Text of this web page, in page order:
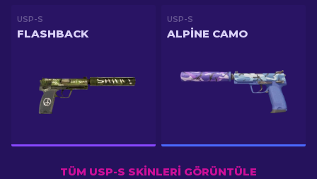
USP-S
FLASHBACK
USP-S
ALPINE CAMO
TÜM USP-S SKINLERI GÖRÜNTÜLE